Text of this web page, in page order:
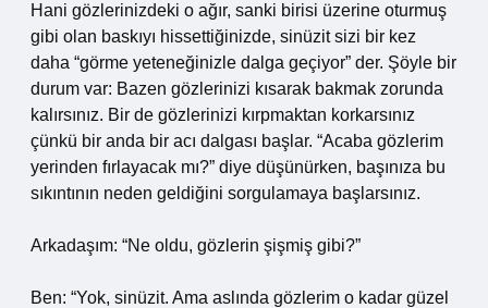
Hani gözlerinizdeki o ağır, sanki birisi üzerine oturmuş
gibi olan baskıyı hissettiğinizde, sinüzit sizi bir kez
daha “görme yeteneğinizle dalga geçiyor” der. Şöyle bir
durum var: Bazen gözlerinizi kısarak bakmak zorunda
kalırsınız. Bir de gözlerinizi kırpmaktan korkarsınız
çünkü bir anda bir acı dalgası başlar. “Acaba gözlerim
yerinden fırlayacak mı?” diye düşünürken, başınıza bu
sıkıntının neden geldiğini sorgulamaya başlarsınız.
Arkadaşım: “Ne oldu, gözlerin şişmiş gibi?”
Ben: “Yok, sinüzit. Ama aslında gözlerim o kadar güzel